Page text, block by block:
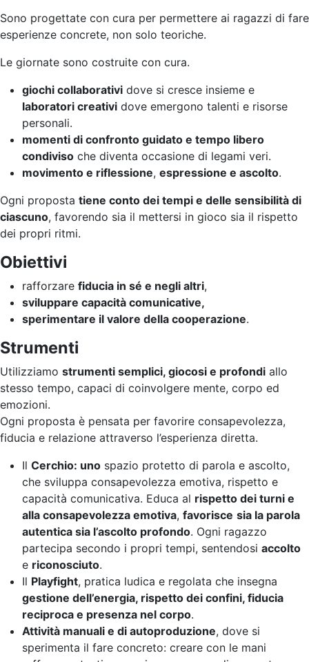
Sono progettate con cura per permettere ai ragazzi di fare
esperienze concrete, non solo teoriche.
Le giornate sono costruite con cura.
giochi collaborativi dove si cresce insieme e
laboratori creativi dove emergono talenti e risorse
personali.
momenti di confronto guidato e tempo libero
condiviso che diventa occasione di legami veri.
movimento e riflessione, espressione e ascolto.
Ogni proposta tiene conto dei tempi e delle sensibilità di
ciascuno, favorendo sia il mettersi in gioco sia il rispetto
dei propri ritmi.
Obiettivi
rafforzare fiducia in sé e negli altri,
sviluppare capacità comunicative,
sperimentare il valore della cooperazione.
Strumenti
Utilizziamo strumenti semplici, giocosi e profondi allo
stesso tempo, capaci di coinvolgere mente, corpo ed
emozioni.
Ogni proposta è pensata per favorire consapevolezza,
fiducia e relazione attraverso l’esperienza diretta.
Il Cerchio: uno spazio protetto di parola e ascolto,
che sviluppa consapevolezza emotiva, rispetto e
capacità comunicativa. Educa al rispetto dei turni e
alla consapevolezza emotiva, favorisce sia la parola
autentica sia l’ascolto profondo. Ogni ragazzo
partecipa secondo i propri tempi, sentendosi accolto
e riconosciuto.
Il Playfight, pratica ludica e regolata che insegna
gestione dell’energia, rispetto dei confini, fiducia
reciproca e presenza nel corpo.
Attività manuali e di autoproduzione, dove si
sperimenta il fare concreto: creare con le mani